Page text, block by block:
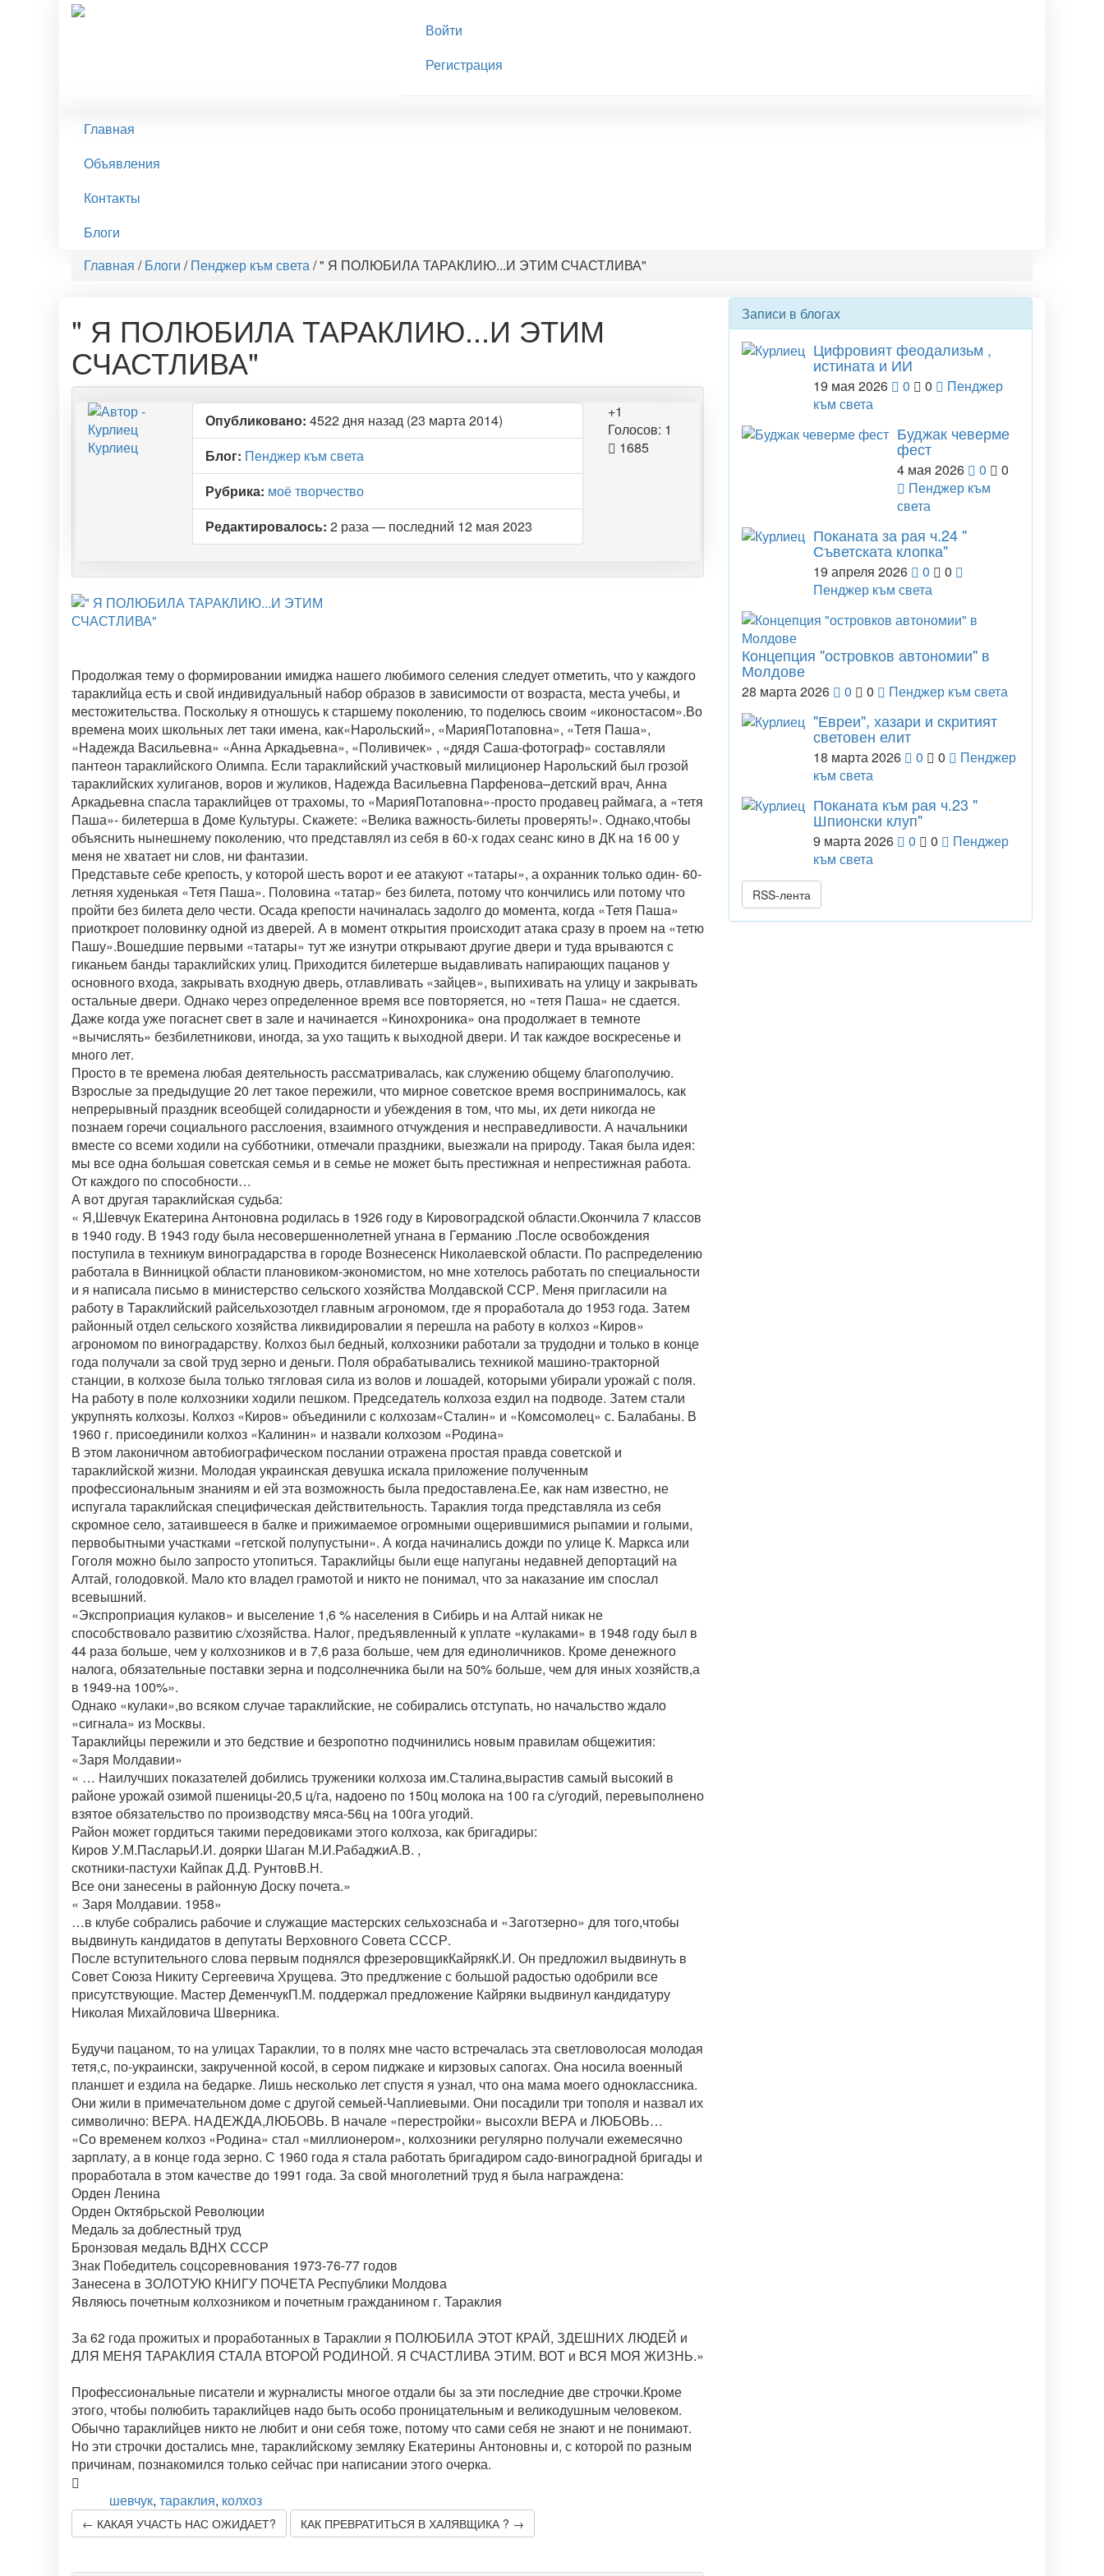
Войти
Регистрация
Главная
Объявления
Контакты
Блоги
Главная /Блоги /Пенджер към света/" Я ПОЛЮБИЛА ТАРАКЛИЮ...И ЭТИМ СЧАСТЛИВА"
" Я ПОЛЮБИЛА ТАРАКЛИЮ...И ЭТИМ
СЧАСТЛИВА"
Курлиец
Опубликовано: 4522 дня назад (23 марта 2014)
Блог: Пенджер към света
Рубрика: моё творчество
Редактировалось: 2 раза — последний 12 мая 2023
+1
Голосов: 1
1685
Продолжая тему о формировании имиджа нашего любимого селения следует отметить, что у каждого
тараклийца есть и свой индивидуальный набор образов в зависимости от возраста, места учебы, и
местожительства. Поскольку я отношусь к старшему поколению, то поделюсь своим «иконостасом».Во
времена моих школьных лет таки имена, как«Нарольский», «МарияПотаповна», «Тетя Паша»,
«Надежда Васильевна» «Анна Аркадьевна», «Поливичек» , «дядя Саша-фотограф» составляли
пантеон тараклийского Олимпа. Если тараклийский участковый милиционер Нарольский был грозой
тараклийских хулиганов, воров и жуликов, Надежда Васильевна Парфенова–детский врач, Анна
Аркадьевна спасла тараклийцев от трахомы, то «МарияПотаповна»-просто продавец раймага, а «тетя
Паша»- билетерша в Доме Культуры. Скажете: «Велика важность-билеты проверять!». Однако,чтобы
объяснить нынешнему поколению, что представлял из себя в 60-х годах сеанс кино в ДК на 16 00 у
меня не хватает ни слов, ни фантазии.
Представьте себе крепость, у которой шесть ворот и ее атакуют «татары», а охранник только один- 60-
летняя худенькая «Тетя Паша». Половина «татар» без билета, потому что кончились или потому что
пройти без билета дело чести. Осада крепости начиналась задолго до момента, когда «Тетя Паша»
приоткроет половинку одной из дверей. А в момент открытия происходит атака сразу в проем на «тетю
Пашу».Вошедшие первыми «татары» тут же изнутри открывают другие двери и туда врываются с
гиканьем банды тараклийских улиц. Приходится билетерше выдавливать напирающих пацанов у
основного входа, закрывать входную дверь, отлавливать «зайцев», выпихивать на улицу и закрывать
остальные двери. Однако через определенное время все повторяется, но «тетя Паша» не сдается.
Даже когда уже погаснет свет в зале и начинается «Кинохроника» она продолжает в темноте
«вычислять» безбилетникови, иногда, за ухо тащить к выходной двери. И так каждое воскресенье и
много лет.
Просто в те времена любая деятельность рассматривалась, как служению общему благополучию.
Взрослые за предыдущие 20 лет такое пережили, что мирное советское время воспринималось, как
непрерывный праздник всеобщей солидарности и убеждения в том, что мы, их дети никогда не
познаем горечи социального расслоения, взаимного отчуждения и несправедливости. А начальники
вместе со всеми ходили на субботники, отмечали праздники, выезжали на природу. Такая была идея:
мы все одна большая советская семья и в семье не может быть престижная и непрестижная работа.
От каждого по способности…
А вот другая тараклийская судьба:
« Я,Шевчук Екатерина Антоновна родилась в 1926 году в Кировоградской области.Окончила 7 классов
в 1940 году. В 1943 году была несовершеннолетней угнана в Германию .После освобождения
поступила в техникум виноградарства в городе Вознесенск Николаевской области. По распределению
работала в Винницкой области плановиком-экономистом, но мне хотелось работать по специальности
и я написала письмо в министерство сельского хозяйства Молдавской ССР. Меня пригласили на
работу в Тараклийский райсельхозотдел главным агрономом, где я проработала до 1953 года. Затем
районный отдел сельского хозяйства ликвидировалии я перешла на работу в колхоз «Киров»
агрономом по виноградарству. Колхоз был бедный, колхозники работали за трудодни и только в конце
года получали за свой труд зерно и деньги. Поля обрабатывались техникой машино-тракторной
станции, в колхозе была только тягловая сила из волов и лошадей, которыми убирали урожай с поля.
На работу в поле колхозники ходили пешком. Председатель колхоза ездил на подводе. Затем стали
укрупнять колхозы. Колхоз «Киров» объединили с колхозам«Сталин» и «Комсомолец» с. Балабаны. В
1960 г. присоединили колхоз «Калинин» и назвали колхозом «Родина»
В этом лаконичном автобиографическом послании отражена простая правда советской и
тараклийской жизни. Молодая украинская девушка искала приложение полученным
профессиональным знаниям и ей эта возможность была предоставлена.Ее, как нам известно, не
испугала тараклийская специфическая действительность. Тараклия тогда представляла из себя
скромное село, затаившееся в балке и прижимаемое огромными ощерившимися рыпамии и голыми,
первобытными участками «гетской полупустыни». А когда начинались дожди по улице К. Маркса или
Гоголя можно было запросто утопиться. Тараклийцы были еще напуганы недавней депортаций на
Алтай, голодовкой. Мало кто владел грамотой и никто не понимал, что за наказание им спослал
всевышний.
«Экспроприация кулаков» и выселение 1,6 % населения в Сибирь и на Алтай никак не
способствовало развитию с/хозяйства. Налог, предъявленный к уплате «кулаками» в 1948 году был в
44 раза больше, чем у колхозников и в 7,6 раза больше, чем для единоличников. Кроме денежного
налога, обязательные поставки зерна и подсолнечника были на 50% больше, чем для иных хозяйств,а
в 1949-на 100%».
Однако «кулаки»,во всяком случае тараклийские, не собирались отступать, но начальство ждало
«сигнала» из Москвы.
Тараклийцы пережили и это бедствие и безропотно подчинились новым правилам общежития:
«Заря Молдавии»
« … Наилучших показателей добились труженики колхоза им.Сталина,вырастив самый высокий в
районе урожай озимой пшеницы-20,5 ц/га, надоено по 150ц молока на 100 га с/угодий, перевыполнено
взятое обязательство по производству мяса-56ц на 100га угодий.
Район может гордиться такими передовиками этого колхоза, как бригадиры:
Киров У.М.ПасларьИ.И. доярки Шаган М.И.РабаджиА.В. ,
скотники-пастухи Кайпак Д.Д. РунтовВ.Н.
Все они занесены в районную Доску почета.»
« Заря Молдавии. 1958»
…в клубе собрались рабочие и служащие мастерских сельхозснаба и «Заготзерно» для того,чтобы
выдвинуть кандидатов в депутаты Верховного Совета СССР.
После вступительного слова первым поднялся фрезеровщикКайрякК.И. Он предложил выдвинуть в
Совет Союза Никиту Сергеевича Хрущева. Это предлжение с большой радостью одобрили все
присутствующие. Мастер ДеменчукП.М. поддержал предложение Кайряки выдвинул кандидатуру
Николая Михайловича Шверника.
Будучи пацаном, то на улицах Тараклии, то в полях мне часто встречалась эта светловолосая молодая
тетя,с, по-украински, закрученной косой, в сером пиджаке и кирзовых сапогах. Она носила военный
планшет и ездила на бедарке. Лишь несколько лет спустя я узнал, что она мама моего одноклассника.
Они жили в примечательном доме с другой семьей-Чаплиевыми. Они посадили три тополя и назвал их
символично: ВЕРА. НАДЕЖДА,ЛЮБОВЬ. В начале «перестройки» высохли ВЕРА и ЛЮБОВЬ…
«Со временем колхоз «Родина» стал «миллионером», колхозники регулярно получали ежемесячно
зарплату, а в конце года зерно. С 1960 года я стала работать бригадиром садо-виноградной бригады и
проработала в этом качестве до 1991 года. За свой многолетний труд я была награждена:
Орден Ленина
Орден Октябрьской Революции
Медаль за доблестный труд
Бронзовая медаль ВДНХ СССР
Знак Победитель соцсоревнования 1973-76-77 годов
Занесена в ЗОЛОТУЮ КНИГУ ПОЧЕТА Республики Молдова
Являюсь почетным колхозником и почетным гражданином г. Тараклия
За 62 года прожитых и проработанных в Тараклии я ПОЛЮБИЛА ЭТОТ КРАЙ, ЗДЕШНИХ ЛЮДЕЙ и
ДЛЯ МЕНЯ ТАРАКЛИЯ СТАЛА ВТОРОЙ РОДИНОЙ. Я СЧАСТЛИВА ЭТИМ. ВОТ и ВСЯ МОЯ ЖИЗНЬ.»
Профессиональные писатели и журналисты многое отдали бы за эти последние две строчки.Кроме
этого, чтобы полюбить тараклийцев надо быть особо проницательным и великодушным человеком.
Обычно тараклийцев никто не любит и они себя тоже, потому что сами себя не знают и не понимают.
Но эти строчки достались мне, тараклийскому земляку Екатерины Антоновны и, с которой по разным
причинам, познакомился только сейчас при написании этого очерка.
шевчук,тараклия, колхоз
← КАКАЯ УЧАСТЬ НАС ОЖИДАЕТ? КАК ПРЕВРАТИТЬСЯ В ХАЛЯВЩИКА ? →
Записи в блогах
Цифровият феодализьм ,
истината и ИИ
19 мая 2026 0 0
Пенджер
към света
Буджак чеверме
фест
4 мая 2026 0
0
Пенджер към
света
Поканата за рая ч.24 "
Съветската клопка"
19 апреля 2026 0
0
Пенджер към света
Концепция "островков автономии" в
Молдове
28 марта 2026 0 0 Пенджер към света
"Евреи", хазари и скритият
световен елит
18 марта 2026 0 0
Пенджер
към света
Поканата към рая ч.23 "
Шпионски клуп"
9 марта 2026 0 0
Пенджер
към света
RSS-лента